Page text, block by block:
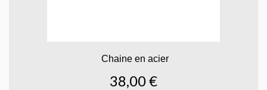
Chaine en acier
38,00 €